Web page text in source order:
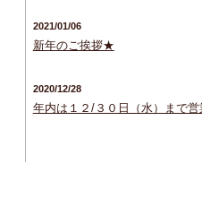
2021/01/06
新年のご挨拶★
2020/12/28
年内は１２/３０日（水）まで営